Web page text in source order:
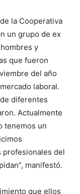
la Cooperativa
un grupo de ex
y
que fueron
del año
laboral.
diferentes
Actualmente
tenemos un
profesionales del
manifestó.
que ellos